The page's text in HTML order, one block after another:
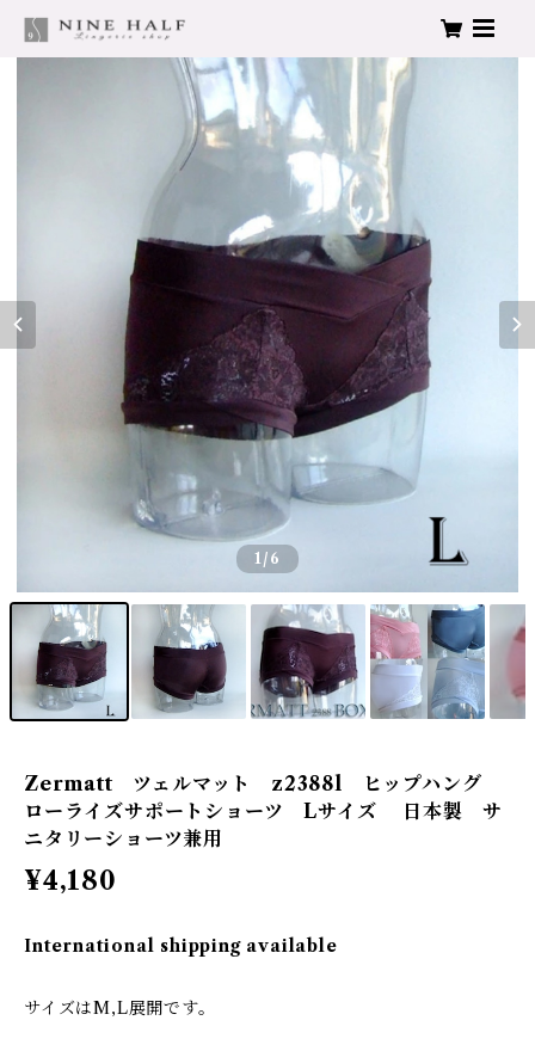
1/6
Zermatt ツェルマット z2388l ヒップハング
ローライズサポートショーツ Lサイズ 日本製 サ
ニタリーショーツ兼用
¥4,180
International shipping available
サイズはM,L展開です。